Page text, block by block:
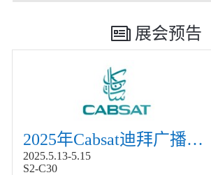
展会预告
2025年Cabsat迪拜广播电视展
2025.5.13-5.15
S2-C30